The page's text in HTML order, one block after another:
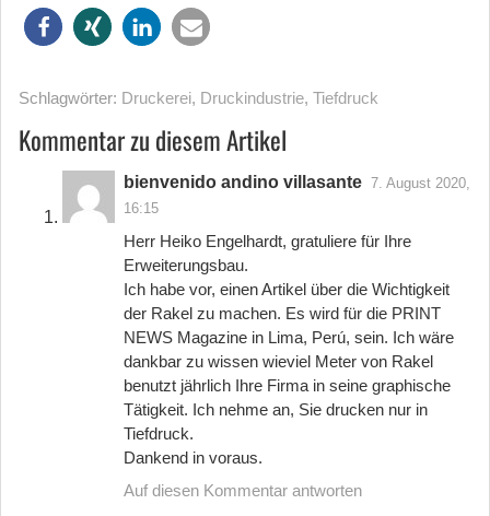
Schlagwörter: Druckerei, Druckindustrie, Tiefdruck
Kommentar zu diesem Artikel
bienvenido andino villasante 7. August 2020,
16:15
Herr Heiko Engelhardt, gratuliere für Ihre
Erweiterungsbau.
Ich habe vor, einen Artikel über die Wichtigkeit
der Rakel zu machen. Es wird für die PRINT
NEWS Magazine in Lima, Perú, sein. Ich wäre
dankbar zu wissen wieviel Meter von Rakel
benutzt jährlich Ihre Firma in seine graphische
Tätigkeit. Ich nehme an, Sie drucken nur in
Tiefdruck.
Dankend in voraus.
Auf diesen Kommentar antworten